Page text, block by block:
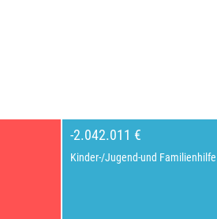
-2.042.011 €
Kinder-/Jugend-und Familienhilfe